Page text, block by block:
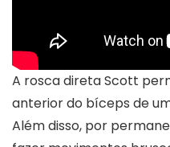
A rosca direta Scott
anterior do bíceps de
Além disso, por